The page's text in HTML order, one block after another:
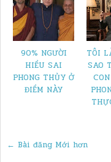
90% NGƯỜI
HIỂU SAI
PHONG THỦY Ở
ĐIỂM NÀY
TÔI
SAO
← Bài đăng Mới hơn